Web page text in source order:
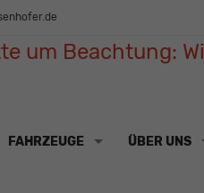
um Beachtung:
FAHRZEUGE ÜBER UNS